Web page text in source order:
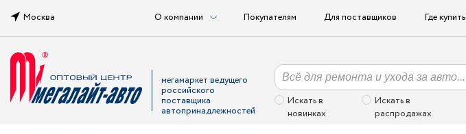
Москва О компании Покупателям Для поставщиков Где купить
мегамаркет ведущего
российского
поставщика
автопринадлежностей
Искать в
новинках
Искать в
распродажах